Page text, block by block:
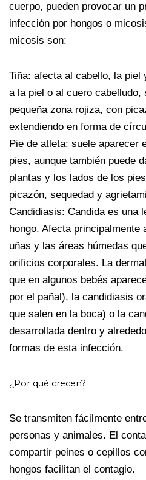
cuerpo, pueden provocar un
infección por hongos o
micosis son:
Tiña: afecta al cabello, la piel
a la piel o al cuero cabelludo,
pequeña zona rojiza, con
extendiendo en forma de
Pie de atleta: suele aparecer
pies, aunque también puede
plantas y los lados de los
picazón, sequedad y
Candidiasis: Candida es una
hongo. Afecta principalmente
uñas y las áreas húmedas
orificios corporales. La
que en algunos bebés
por el pañal), la candidiasis
que salen en la boca) o la
desarrollada dentro y
formas de esta infección.
¿Por qué crecen?
Se transmiten fácilmente
personas y animales. El
compartir peines o cepillos
hongos facilitan el contagio.